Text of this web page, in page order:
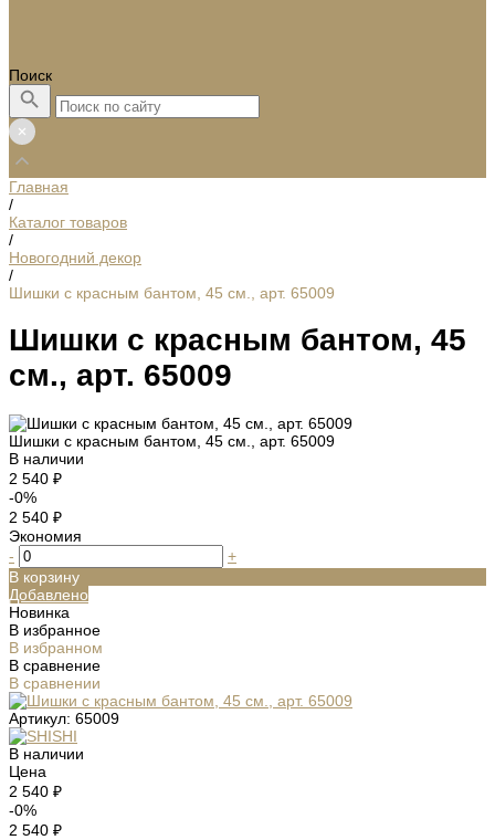
Поиск
Главная
/
Каталог товаров
/
Новогодний декор
/
Шишки с красным бантом, 45 см., арт. 65009
Шишки с красным бантом, 45
см., арт. 65009
Шишки с красным бантом, 45 см., арт. 65009
В наличии
2 540 ₽
-0%
2 540 ₽
Экономия
-
+
В корзину
Добавлено
Новинка
В избранное
В избранном
В сравнение
В сравнении
Артикул: 65009
В наличии
Цена
2 540 ₽
-0%
2 540 ₽